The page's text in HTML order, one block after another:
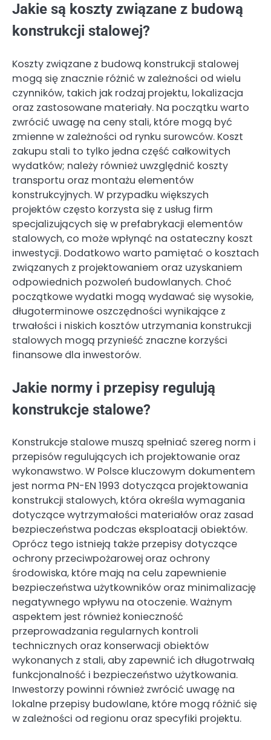
Jakie są koszty związane z budową
konstrukcji stalowej?
Koszty związane z budową konstrukcji stalowej
mogą się znacznie różnić w zależności od wielu
czynników, takich jak rodzaj projektu, lokalizacja
oraz zastosowane materiały. Na początku warto
zwrócić uwagę na ceny stali, które mogą być
zmienne w zależności od rynku surowców. Koszt
zakupu stali to tylko jedna część całkowitych
wydatków; należy również uwzględnić koszty
transportu oraz montażu elementów
konstrukcyjnych. W przypadku większych
projektów często korzysta się z usług firm
specjalizujących się w prefabrykacji elementów
stalowych, co może wpłynąć na ostateczny koszt
inwestycji. Dodatkowo warto pamiętać o kosztach
związanych z projektowaniem oraz uzyskaniem
odpowiednich pozwoleń budowlanych. Choć
początkowe wydatki mogą wydawać się wysokie,
długoterminowe oszczędności wynikające z
trwałości i niskich kosztów utrzymania konstrukcji
stalowych mogą przynieść znaczne korzyści
finansowe dla inwestorów.
Jakie normy i przepisy regulują
konstrukcje stalowe?
Konstrukcje stalowe muszą spełniać szereg norm i
przepisów regulujących ich projektowanie oraz
wykonawstwo. W Polsce kluczowym dokumentem
jest norma PN-EN 1993 dotycząca projektowania
konstrukcji stalowych, która określa wymagania
dotyczące wytrzymałości materiałów oraz zasad
bezpieczeństwa podczas eksploatacji obiektów.
Oprócz tego istnieją także przepisy dotyczące
ochrony przeciwpożarowej oraz ochrony
środowiska, które mają na celu zapewnienie
bezpieczeństwa użytkowników oraz minimalizację
negatywnego wpływu na otoczenie. Ważnym
aspektem jest również konieczność
przeprowadzania regularnych kontroli
technicznych oraz konserwacji obiektów
wykonanych z stali, aby zapewnić ich długotrwałą
funkcjonalność i bezpieczeństwo użytkowania.
Inwestorzy powinni również zwrócić uwagę na
lokalne przepisy budowlane, które mogą różnić się
w zależności od regionu oraz specyfiki projektu.